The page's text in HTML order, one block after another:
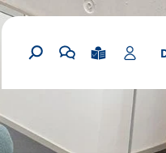
Suchformular
Chatbot OSCA
LeichteLogin